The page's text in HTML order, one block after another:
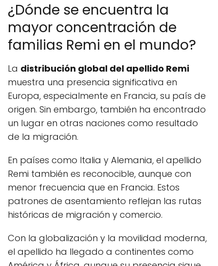
¿Dónde se encuentra la
mayor concentración de
familias Remi en el mundo?
La distribución global del apellido Remi
muestra una presencia significativa en
Europa, especialmente en Francia, su país de
origen. Sin embargo, también ha encontrado
un lugar en otras naciones como resultado
de la migración.
En países como Italia y Alemania, el apellido
Remi también es reconocible, aunque con
menor frecuencia que en Francia. Estos
patrones de asentamiento reflejan las rutas
históricas de migración y comercio.
Con la globalización y la movilidad moderna,
el apellido ha llegado a continentes como